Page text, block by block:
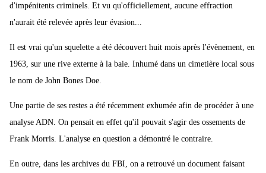
d'impénitents criminels. Et vu qu'officiellement, aucune effraction
n'aurait été relevée après leur évasion...
Il est vrai qu'un squelette a été découvert huit mois après l'évènement, en
1963, sur une rive externe à la baie. Inhumé dans un cimetière local sous
le nom de John Bones Doe.
Une partie de ses restes a été récemment exhumée afin de procéder à une
analyse ADN. On pensait en effet qu'il pouvait s'agir des ossements de
Frank Morris. L'analyse en question a démontré le contraire.
En outre, dans les archives du FBI, on a retrouvé un document faisant